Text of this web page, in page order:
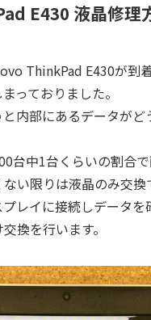
E430 液晶修理
ThinkPad E430が到
っておりました。
内部にあるデータが
台中1台くらいの割合
い限りは液晶のみ交換
レイに接続しデータ
換を行います。